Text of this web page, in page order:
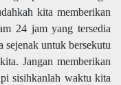
kita memberikan
24 jam yang tersedia
sejenak untuk bersekutu
Jangan memberikan
sisihkanlah waktu kita